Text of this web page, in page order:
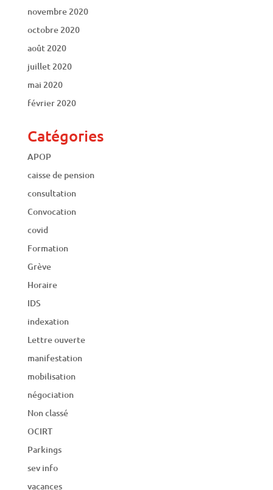
novembre 2020
octobre 2020
août 2020
juillet 2020
mai 2020
février 2020
Catégories
APOP
caisse de pension
consultation
Convocation
covid
Formation
Grève
Horaire
IDS
indexation
Lettre ouverte
manifestation
mobilisation
négociation
Non classé
OCIRT
Parkings
sev info
vacances